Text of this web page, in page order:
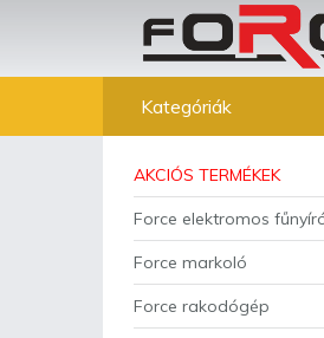
Kategóriák
AKCIÓS TERMÉKEK
Force elektromos
Force markoló
Force rakodógép